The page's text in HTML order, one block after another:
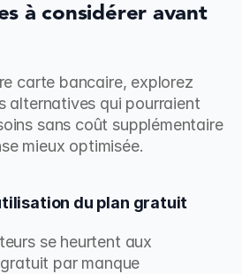
à considérer avant
carte bancaire, explorez
alternatives qui pourraient
sans coût supplémentaire
mieux optimisée.
du plan gratuit
se heurtent aux
par manque